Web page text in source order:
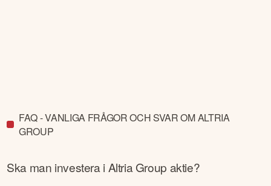
FAQ - VANLIGA FRÅGOR OCH SVAR OM ALTRIA
GROUP
Ska man investera iAltria Group aktie?